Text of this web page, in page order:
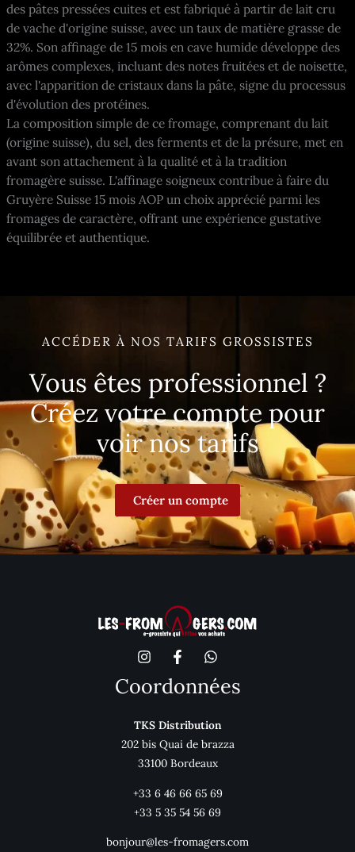
des pâtes pressées cuites et est fabriqué à partir de lait cru
de vache d'origine suisse, avec un taux de matière grasse de
32%. Son affinage de 15 mois en cave humide développe des
arômes complexes, incluant des notes fruitées et de noisette,
avec l'apparition de cristaux dans la pâte, signe du processus
d'évolution des protéines.
La composition simple de ce fromage, comprenant du lait
(origine suisse), du sel, des ferments et de la présure, met en
avant son attachement à la qualité et à la tradition
fromagère suisse. L'affinage soigneux contribue à faire du
Gruyère Suisse 15 mois AOP un choix apprécié parmi les
fromages de caractère, offrant une expérience gustative
équilibrée et authentique.
ACCÉDER À NOS TARIFS GROSSISTES
Vous êtes professionnel ?
Créez votre compte pour
voir nos tarifs
Créer un compte
Coordonnées
TKS Distribution
202 bis Quai de brazza
33100 Bordeaux
+33 6 46 66 65 69
+33 5 35 54 56 69
bonjour@les-fromagers.com